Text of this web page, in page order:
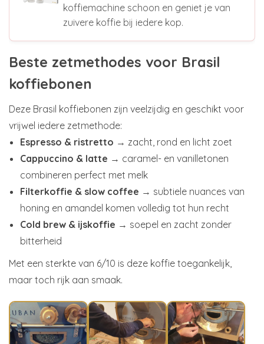
koffiemachine schoon en geniet je van
zuivere koffie bij iedere kop.
Beste zetmethodes voor Brasil
koffiebonen
Deze Brasil koffiebonen zijn veelzijdig en geschikt voor
vrijwel iedere zetmethode:
Espresso & ristretto → zacht, rond en licht zoet
Cappuccino & latte → caramel- en vanilletonen
combineren perfect met melk
Filterkoffie & slow coffee → subtiele nuances van
honing en amandel komen volledig tot hun recht
Cold brew & ijskoffie → soepel en zacht zonder
bitterheid
Met een sterkte van 6/10 is deze koffie toegankelijk,
maar toch rijk aan smaak.